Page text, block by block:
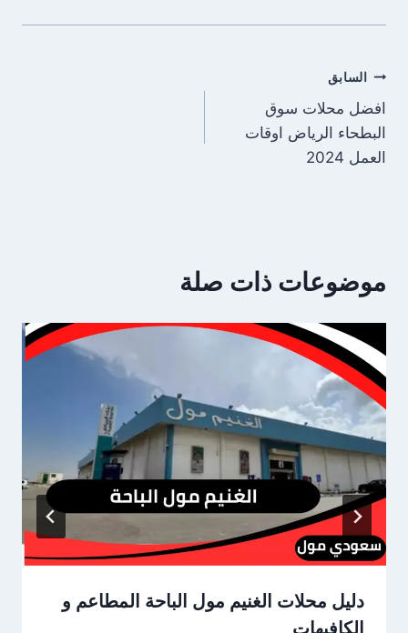
تصفّح
المقالات
السابق
افضل محلات سوق
البطحاء الرياض اوقات
العمل 2024
موضوعات ذات صلة
دليل محلات الغنيم مول الباحة المطاعم و
الكافيهات